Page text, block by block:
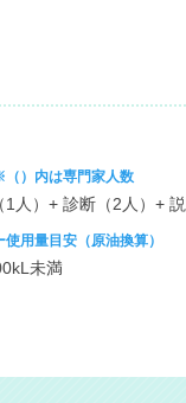
）内は専門家人数
人）+ 診断（2人）+ 説
用量目安（原油換算）
未満